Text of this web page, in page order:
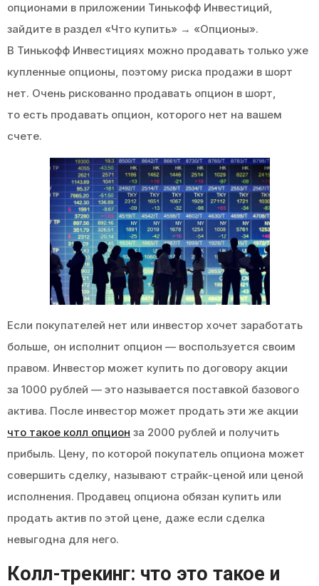
опционами в приложении Тинькофф Инвестиций,
зайдите в раздел «Что купить» → «Опционы».
В Тинькофф Инвестициях можно продавать только уже
купленные опционы, поэтому риска продажи в шорт
нет. Очень рискованно продавать опцион в шорт,
то есть продавать опцион, которого нет на вашем
счете.
Если покупателей нет или инвестор хочет заработать
больше, он исполнит опцион — воспользуется своим
правом. Инвестор может купить по договору акции
за 1000 рублей — это называется поставкой базового
актива. После инвестор может продать эти же акции
что такое колл опцион за 2000 рублей и получить
прибыль. Цену, по которой покупатель опциона может
совершить сделку, называют страйк-ценой или ценой
исполнения. Продавец опциона обязан купить или
продать актив по этой цене, даже если сделка
невыгодна для него.
Колл-трекинг: что это такое и